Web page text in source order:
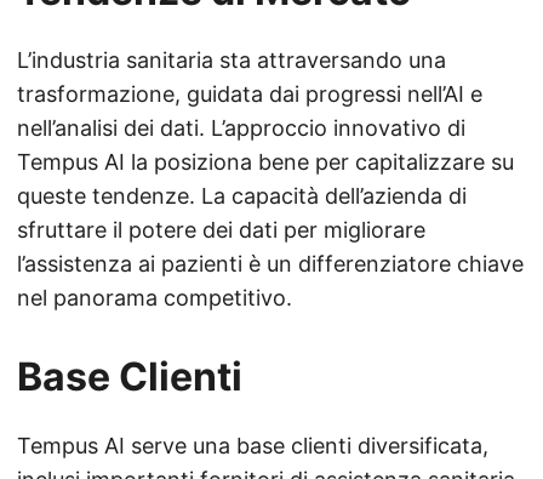
L’industria sanitaria sta attraversando una
trasformazione, guidata dai progressi nell’AI e
nell’analisi dei dati. L’approccio innovativo di
Tempus AI la posiziona bene per capitalizzare su
queste tendenze. La capacità dell’azienda di
sfruttare il potere dei dati per migliorare
l’assistenza ai pazienti è un differenziatore chiave
nel panorama competitivo.
Base Clienti
Tempus AI serve una base clienti diversificata,